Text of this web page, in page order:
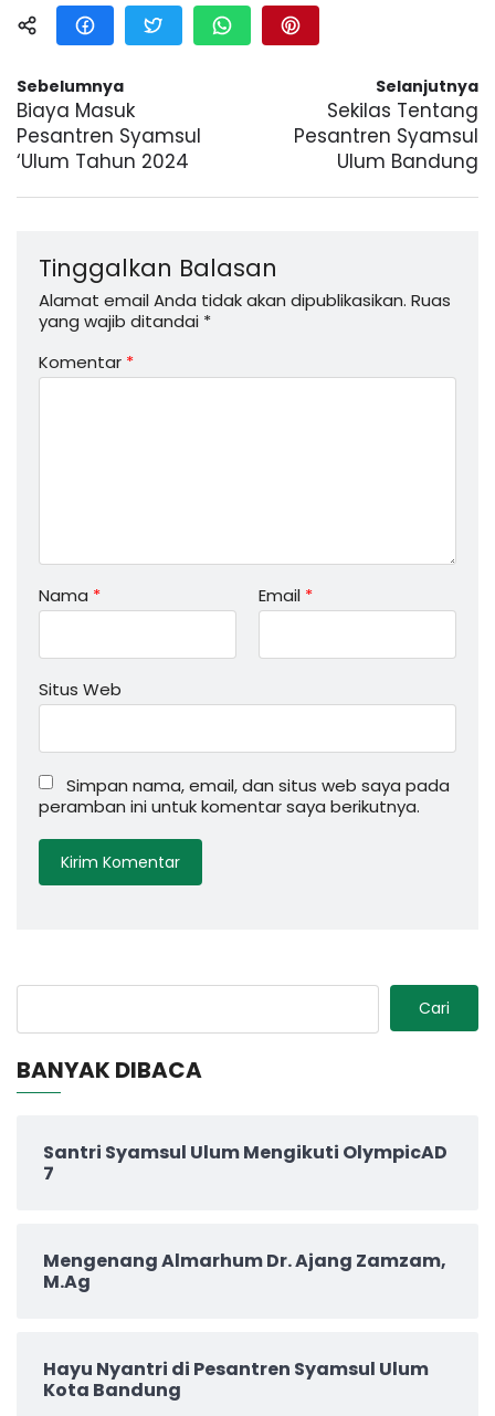
Sebelumnya
Biaya Masuk
Pesantren Syamsul
‘Ulum Tahun 2024
Selanjutnya
Sekilas Tentang
Pesantren Syamsul
Ulum Bandung
Tinggalkan Balasan
Alamat email Anda tidak akan dipublikasikan. Ruas
yang wajib ditandai *
Komentar *
Nama * Email *
Situs Web
Simpan nama, email, dan situs web saya pada
peramban ini untuk komentar saya berikutnya.
Cari
BANYAK DIBACA
Santri Syamsul Ulum Mengikuti OlympicAD
7
Mengenang Almarhum Dr. Ajang Zamzam,
M.Ag
Hayu Nyantri di Pesantren Syamsul Ulum
Kota Bandung